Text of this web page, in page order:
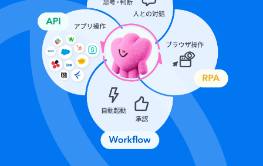
間の無料トライアルを行うことが可能です。無料トライア
ル中には制限対象のアプリやAI機能（オペレーション）を
使用することができます。
トリガーは5分、10分、15分、30分、60分の間隔で起動
間隔を選択できます。
プランによって最短の起動間隔が異なりますので、ご注意
ください。
ダウンロード可能なファイル容量は最大300MBまでで
す。アプリの仕様によっては300MB未満になる可能性が
あるので、ご注意ください。
トリガー、各オペレーションでの取り扱い可能なファイ
ル容量の詳細は
こちらをご参照ください。
OCRデータは6,500文字以上のデータや文字が小さい場合
などは読み取れない場合があるので、ご注意ください。